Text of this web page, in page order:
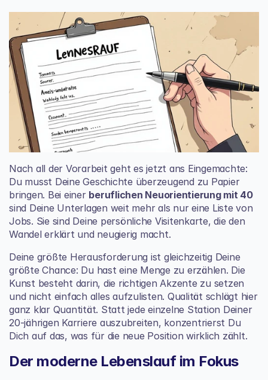
Nach all der Vorarbeit geht es jetzt ans Eingemachte:
Du musst Deine Geschichte überzeugend zu Papier
bringen. Bei einer beruflichen Neuorientierung mit 40
sind Deine Unterlagen weit mehr als nur eine Liste von
Jobs. Sie sind Deine persönliche Visitenkarte, die den
Wandel erklärt und neugierig macht.
Deine größte Herausforderung ist gleichzeitig Deine
größte Chance: Du hast eine Menge zu erzählen. Die
Kunst besteht darin, die richtigen Akzente zu setzen
und nicht einfach alles aufzulisten. Qualität schlägt hier
ganz klar Quantität. Statt jede einzelne Station Deiner
20-jährigen Karriere auszubreiten, konzentrierst Du
Dich auf das, was für die neue Position wirklich zählt.
Der moderne Lebenslauf im Fokus